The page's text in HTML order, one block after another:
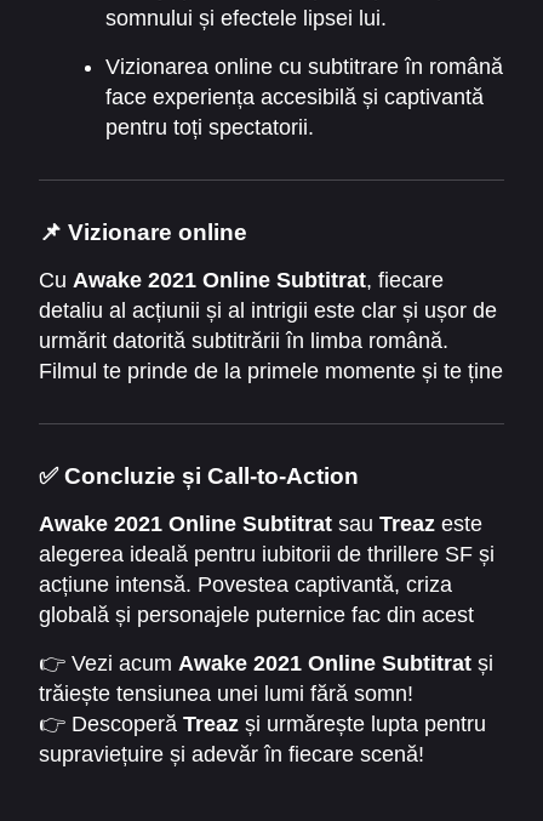
somnului și efectele lipsei lui.
Vizionarea online cu subtitrare în română
face experiența accesibilă și captivantă
pentru toți spectatorii.
📌 Vizionare online
Cu Awake 2021 Online Subtitrat, fiecare
detaliu al acțiunii și al intrigii este clar și ușor de
urmărit datorită subtitrării în limba română.
Filmul te prinde de la primele momente și te ține
combinând elemente de acțiune, dramă și
thriller psihologic.
✅ Concluzie și Call-to-Action
Awake 2021 Online Subtitrat sau Treaz este
alegerea ideală pentru iubitorii de thrillere SF și
acțiune intensă. Povestea captivantă, criza
globală și personajele puternice fac din acest
adrenalină.
👉 Vezi acum Awake 2021 Online Subtitrat și
trăiește tensiunea unei lumi fără somn!
👉 Descoperă Treaz și urmărește lupta pentru
supraviețuire și adevăr în fiecare scenă!